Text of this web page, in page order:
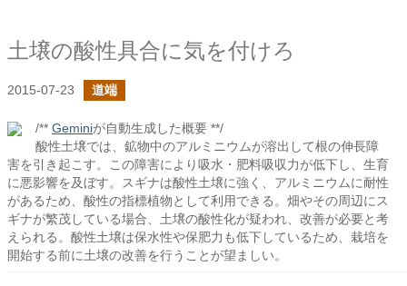
土壌の酸性具合に気を付けろ
2015-07-23 道端
/** Geminiが自動生成した概要 **/
酸性土壌では、鉱物中のアルミニウムが溶出して根の伸長障
害を引き起こす。この障害により吸水・肥料吸収力が低下し、生育
に悪影響を及ぼす。スギナは酸性土壌に強く、アルミニウムに耐性
があるため、酸性の指標植物として利用できる。畑やその周辺にス
ギナが繁茂している場合、土壌の酸性化が疑われ、改善が必要と考
えられる。酸性土壌は保水性や保肥力も低下しているため、栽培を
開始する前に土壌の改善を行うことが望ましい。